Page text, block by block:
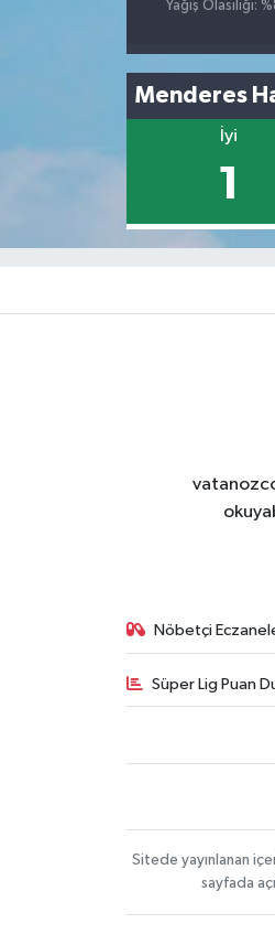
Yağış Olasılığı:
Menderes
İyi
1
Nöbetçi
Süper Lig Puan
Sitede yayınlanan
sayfada